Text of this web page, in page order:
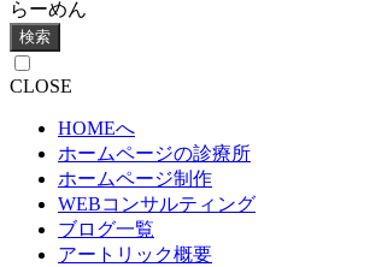
らーめん
検索
CLOSE
HOMEへ
ホームページの診療所
ホームページ制作
WEBコンサルティング
ブログ一覧
アートリック概要